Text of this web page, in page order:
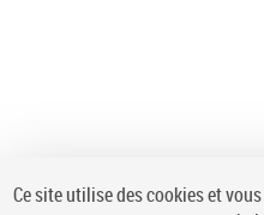
Pays
Ce site utilise des cookies et